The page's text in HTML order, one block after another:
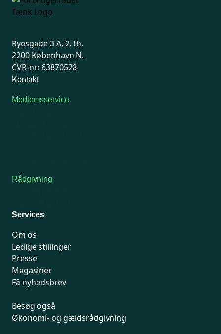
Ryesgade 3 A, 2. th.
2200 København N.
CVR-nr: 63870528
Kontakt
Medlemsservice
Rådgivning
Services
Om os
Ledige stillinger
Presse
Magasiner
Få nyhedsbrev
Besøg også
Økonomi- og gældsrådgivning